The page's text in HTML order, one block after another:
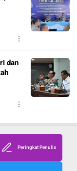
dan
Peringkat Penulis